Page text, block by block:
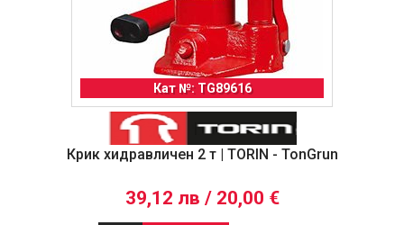
Кат №: TG89616
Крик хидравличен 2 т | TORIN - TonGrun
39,12 лв / 20,00 €